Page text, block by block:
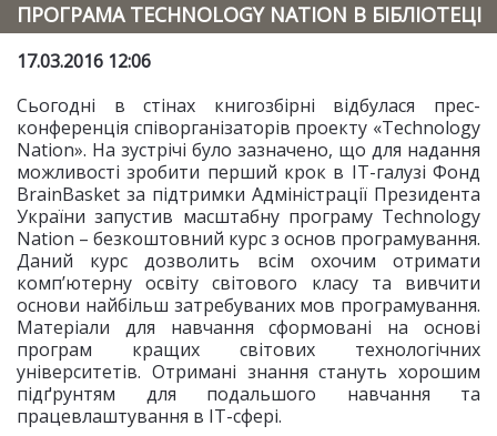
ПРОГРАМА TECHNOLOGY NATION В БІБЛІОТЕЦІ
17.03.2016 12:06
Сьогодні в стінах книгозбірні відбулася прес-
конференція співорганізаторів проекту «Technology
Nation». На зустрічі було зазначено, що для надання
можливості зробити перший крок в ІТ-галузі Фонд
BrainBasket за підтримки Адміністрації Президента
України запустив масштабну програму Technology
Nation – безкоштовний курс з основ програмування.
Даний курс дозволить всім охочим отримати
комп’ютерну освіту світового класу та вивчити
основи найбільш затребуваних мов програмування.
Матеріали для навчання сформовані на основі
програм кращих світових технологічних
університетів. Отримані знання стануть хорошим
підґрунтям для подальшого навчання та
працевлаштування в ІТ-сфері.